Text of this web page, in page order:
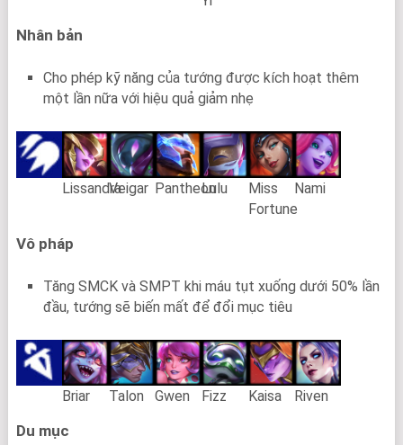
Nhân bản
Cho phép kỹ năng của tướng được kích hoạt thêm
một lần nữa với hiệu quả giảm nhẹ
LissandraVeigar Pantheon
Lulu
Miss
Fortune
Nami
Vô pháp
Tăng SMCK và SMPT khi máu tụt xuống dưới 50% lần
đầu, tướng sẽ biến mất để đổi mục tiêu
Briar Talon Gwen Fizz Kaisa Riven
Du mục